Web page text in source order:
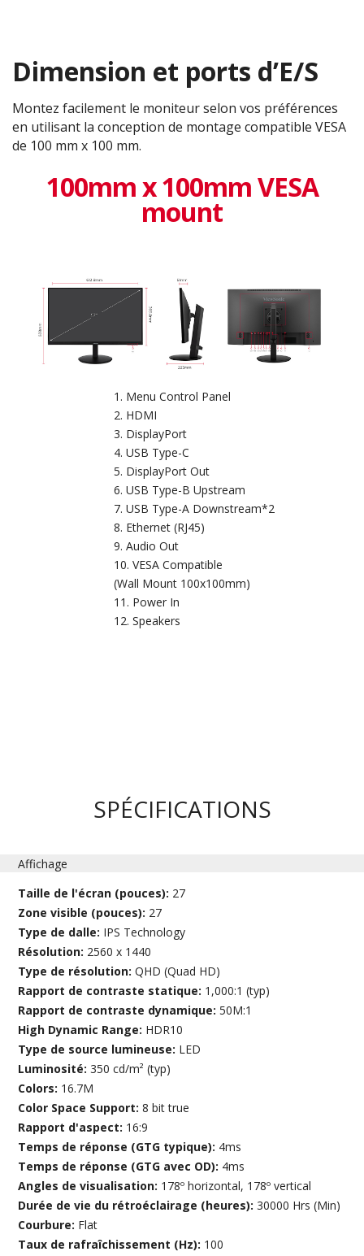
Dimension et ports d’E/S
Montez facilement le moniteur selon vos préférences
en utilisant la conception de montage compatible VESA
de 100 mm x 100 mm.
100mm x 100mm VESA
mount
Menu Control Panel
HDMI
DisplayPort
USB Type-C
DisplayPort Out
USB Type-B Upstream
USB Type-A Downstream*2
Ethernet (RJ45)
Audio Out
VESA Compatible
(Wall Mount 100x100mm)
Power In
Speakers
SPÉCIFICATIONS
Affichage
Taille de l'écran (pouces): 27
Zone visible (pouces): 27
Type de dalle: IPS Technology
Résolution: 2560 x 1440
Type de résolution:QHD (Quad HD)
Rapport de contraste statique: 1,000:1 (typ)
Rapport de contraste dynamique:50M:1
High Dynamic Range: HDR10
Type de source lumineuse: LED
Luminosité:350 cd/m² (typ)
Colors: 16.7M
Color Space Support:8 bit true
Rapport d'aspect: 16:9
Temps de réponse (GTG typique): 4ms
Temps de réponse (GTG avec OD): 4ms
Angles de visualisation: 178º horizontal, 178º vertical
Durée de vie du rétroéclairage (heures):30000 Hrs (Min)
Courbure: Flat
Taux de rafraîchissement (Hz): 100